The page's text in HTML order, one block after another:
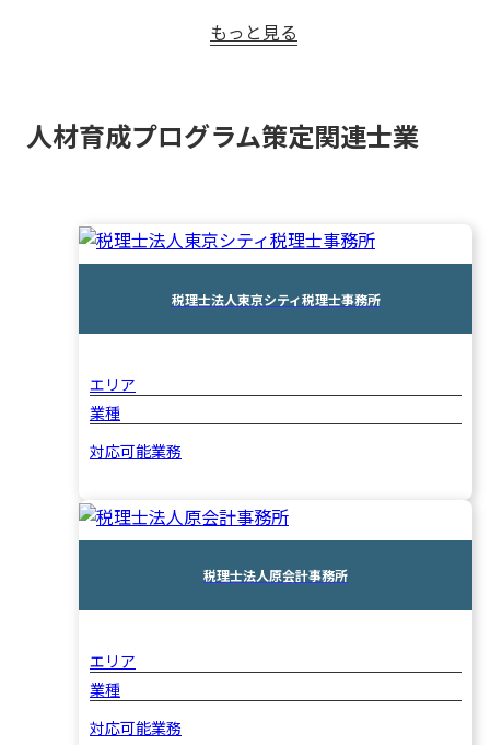
もっと見る
人材育成プログラム策定関連士業
税理士法人東京シティ税理士事務所
エリア
業種
対応可能業務
税理士法人原会計事務所
エリア
業種
対応可能業務